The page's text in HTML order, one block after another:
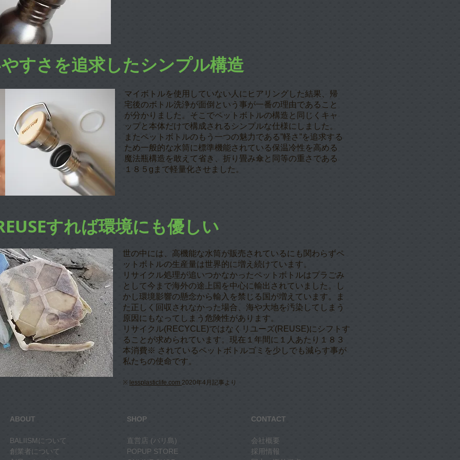
すさを追求したシンプル構造
マイボトルを使用していない人にヒアリングした結果、帰
宅後のボトル洗浄が面倒という事が一番の理由であること
が​分かりました。そこでペットボトルの構造と同じくキャ
ップと本体だけで構成されるシンプルな仕様にしました。
またペットボトルのもう一つの魅力である”軽さ”を追求する
ため一般的な水筒に標準機能されている保温冷性を高める
魔法瓶構造を敢えて省き、折り畳み傘と同等の重さである
１８５gまで軽量化させました。
すれば環境にも優しい
世の中には、高機能な水筒が販売されているにも関わらずペ
ットボトルの生産量は世界的に増え続けています。
リサイクル処理が追いつかなかったペットボトルはプラごみ
として今まで海外の途上国を中心に輸出されていました。し
かし環境影響の懸念から輸入を禁じる国が増えています。ま
た正しく回収されなかった場合、海や大地を汚染してしまう
原因にもなってしまう危険性があります。
リサイクル(RECYCLE)ではなくリユーズ(REUSE)にシフトす
ることが求められています。現在１年間に１人あたり１８３
本消費※ されているペットボトルゴミを少しでも減らす事が
私たちの使命です。
※ lessplasticlife.com 2020年4月記事より
ABOUT
BALIISMについて
創業者について
SHOP
直営店 (バリ島)
POPUP STORE
CONTACT
会社概要
採用情報